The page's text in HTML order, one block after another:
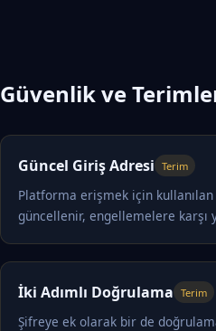
Güvenlik ve
Güncel Giriş Adresi Terim
Platforma erişmek için
güncellenir, engellemelere karşı
İki Adımlı Doğrulama Terim
Şifreye ek olarak bir de